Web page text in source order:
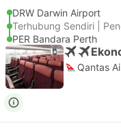
DRW Darwin Airport
Terhubung Sendiri |
PER Bandara Perth
Qantas